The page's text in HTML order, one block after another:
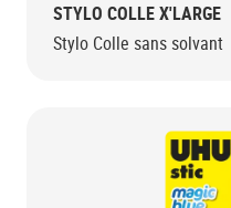
STYLO COLLE X'LARGE
Stylo Colle sans solvant